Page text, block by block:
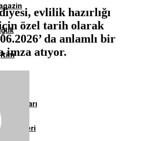
Yazıları
Galeri
evlilik hazırlığı
özel tarih olarak
da anlamlı bir
imza atıyor.